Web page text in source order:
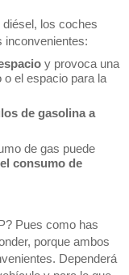
los coches
inconvenientes:
y provoca una
o el espacio para la
de gasolina a
de gas puede
consumo de
Pues como has
porque ambos
Dependerá